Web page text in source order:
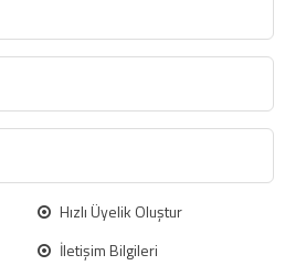
Hızlı Üyelik Oluştur
İletişim Bilgileri